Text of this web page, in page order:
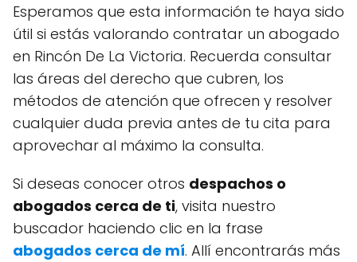
Esperamos que esta información te haya sido
útil si estás valorando contratar un abogado
en Rincón De La Victoria. Recuerda consultar
las áreas del derecho que cubren, los
métodos de atención que ofrecen y resolver
cualquier duda previa antes de tu cita para
aprovechar al máximo la consulta.
Si deseas conocer otros despachos o
abogados cerca de ti, visita nuestro
buscador haciendo clic en la frase
abogados cerca de mí. Allí encontrarás más